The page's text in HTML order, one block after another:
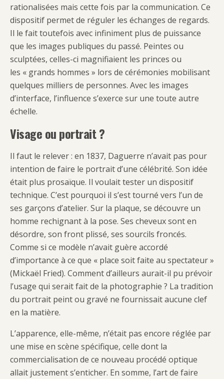
rationalisées mais cette fois par la communication. Ce
dispositif permet de réguler les échanges de regards.
Il le fait toutefois avec infiniment plus de puissance
que les images publiques du passé. Peintes ou
sculptées, celles-ci magnifiaient les princes ou
les « grands hommes » lors de cérémonies mobilisant
quelques milliers de personnes. Avec les images
d’interface, l’influence s’exerce sur une toute autre
échelle.
Visage ou portrait ?
Il faut le relever : en 1837, Daguerre n’avait pas pour
intention de faire le portrait d’une célébrité. Son idée
était plus prosaïque. Il voulait tester un dispositif
technique. C’est pourquoi il s’est tourné vers l’un de
ses garçons d’atelier. Sur la plaque, se découvre un
homme rechignant à la pose. Ses cheveux sont en
désordre, son front plissé, ses sourcils froncés.
Comme si ce modèle n’avait guère accordé
d’importance à ce que « place soit faite au spectateur »
(Mickaël Fried). Comment d’ailleurs aurait-il pu prévoir
l’usage qui serait fait de la photographie ? La tradition
du portrait peint ou gravé ne fournissait aucune clef
en la matière.
L’apparence, elle-même, n’était pas encore réglée par
une mise en scène spécifique, celle dont la
commercialisation de ce nouveau procédé optique
allait justement s’enticher. En somme, l’art de faire